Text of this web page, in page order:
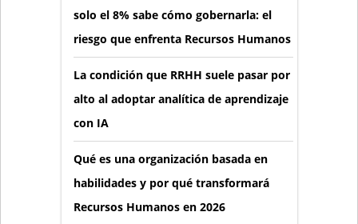
solo el 8% sabe cómo gobernarla: el
riesgo que enfrenta Recursos Humanos
La condición que RRHH suele pasar por
alto al adoptar analítica de aprendizaje
con IA
Qué es una organización basada en
habilidades y por qué transformará
Recursos Humanos en 2026